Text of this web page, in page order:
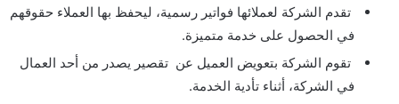
تقدم الشركة لعملائها فواتير رسمية، ليحفظ بها العملاء حقوقهم
في الحصول على خدمة متميزة.
تقوم الشركة بتعويض العميل عن تقصير يصدر من أحد العمال
في الشركة، أثناء تأدية الخدمة.